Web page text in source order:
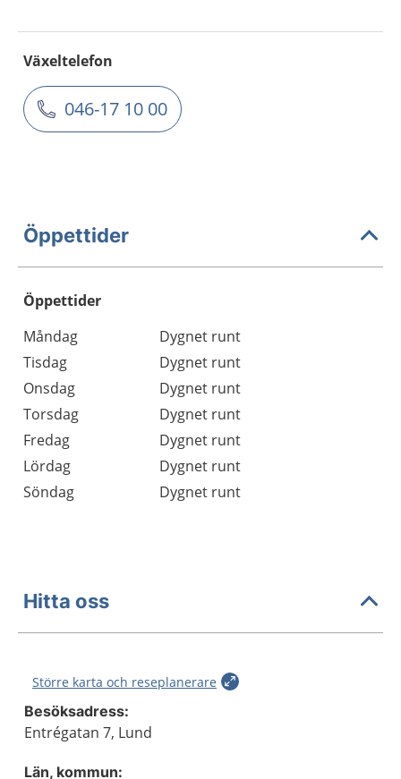
Växeltelefon
046-17 10 00
Öppettider
Öppettider
Dag
Öppettider
Kommentarer
Måndag
Dygnet runt
Tisdag
Dygnet runt
Onsdag
Dygnet runt
Torsdag
Dygnet runt
Fredag
Dygnet runt
Lördag
Dygnet runt
Söndag
Dygnet runt
Hitta oss
Större karta och reseplanerare
Besöksadress:
Entrégatan 7, Lund
Län, kommun: